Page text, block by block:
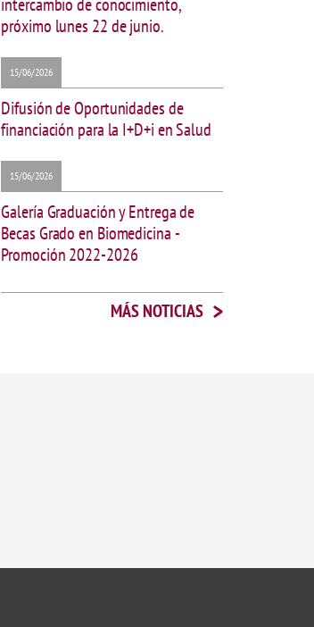
próximo lunes 22 de junio.
15/06/2026
Difusión de Oportunidades de
financiación para la I+D+i en Salud
15/06/2026
Galería Graduación y Entrega de
Becas Grado en Biomedicina -
Promoción 2022-2026
MÁS NOTICIAS >